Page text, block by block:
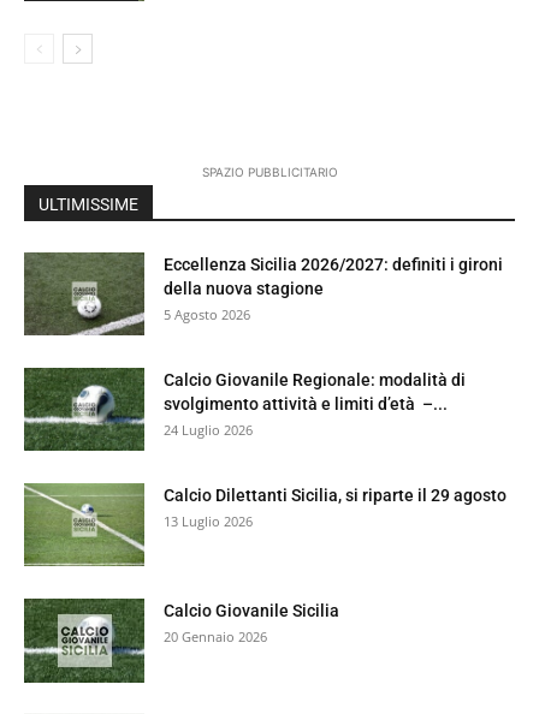
SPAZIO PUBBLICITARIO
ULTIMISSIME
Eccellenza Sicilia 2026/2027: definiti i gironi
della nuova stagione
5 Agosto 2026
Calcio Giovanile Regionale: modalità di
svolgimento attività e limiti d’età –...
24 Luglio 2026
Calcio Dilettanti Sicilia, si riparte il 29 agosto
13 Luglio 2026
Calcio Giovanile Sicilia
20 Gennaio 2026